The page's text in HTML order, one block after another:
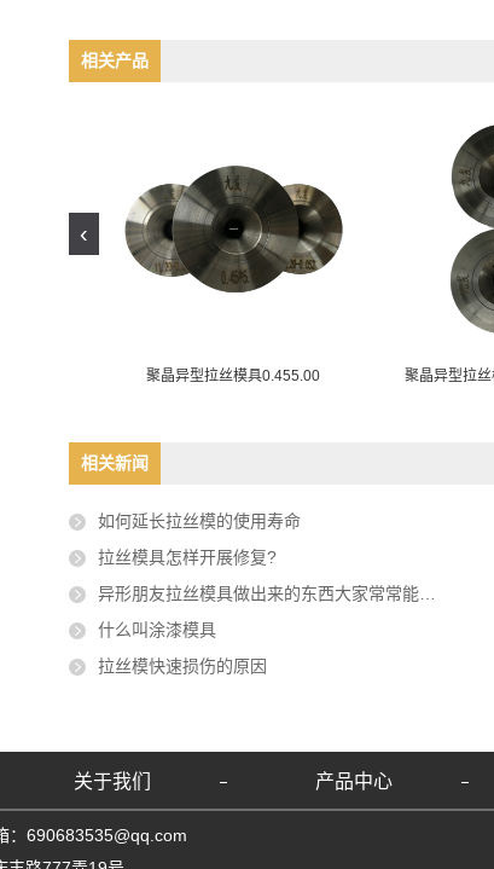
相关产品
聚晶异型拉丝模具0.455.00 聚晶异型拉
‹
相关新闻
如何延长拉丝模的使用寿命
拉丝模具怎样开展修复?
异形朋友拉丝模具做出来的东西大家常常能采用
什么叫涂漆模具
拉丝模快速损伤的原因
关于我们 产品中心
：690683535@qq.com